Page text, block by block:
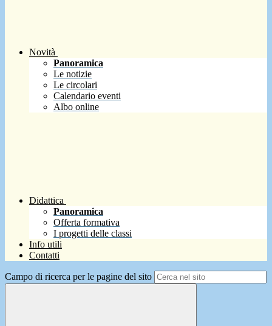
Novità
Panoramica
Le notizie
Le circolari
Calendario eventi
Albo online
Didattica
Panoramica
Offerta formativa
I progetti delle classi
Info utili
Contatti
Campo di ricerca per le pagine del sito